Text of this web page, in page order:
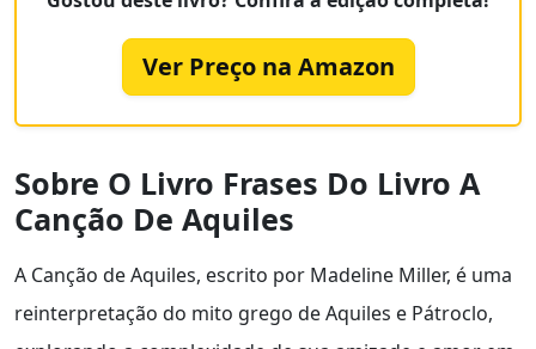
Ver Preço na Amazon
Sobre O Livro Frases Do Livro A
Canção De Aquiles
A Canção de Aquiles, escrito por Madeline Miller, é uma
reinterpretação do mito grego de Aquiles e Pátroclo,